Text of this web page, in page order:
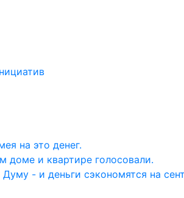
на это денег.
доме и квартире голосовали.
- и деньги сэкономятся на